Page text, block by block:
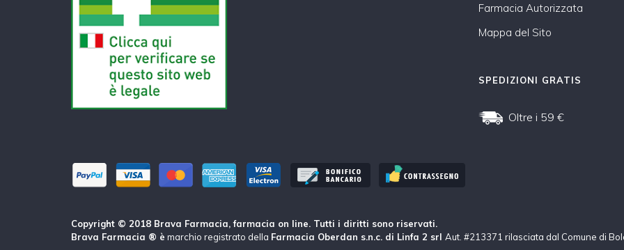
Farmacia Autorizzata
Mappa del Sito
SPEDIZIONI GRATIS
Oltre i 59 €
Copyright © 2018 Brava Farmacia, farmacia on line. Tutti i diritti sono riservati.
Brava Farmacia ® è marchio registrato della Farmacia Oberdan s.n.c. di Linfa 2 srl Aut. #213371 rilasciata dal Comune di